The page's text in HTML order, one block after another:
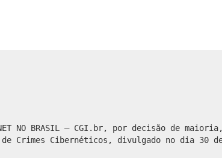
NO BRASIL – CGI.br, por decisão de
Crimes Cibernéticos, divulgado no dia 30 de